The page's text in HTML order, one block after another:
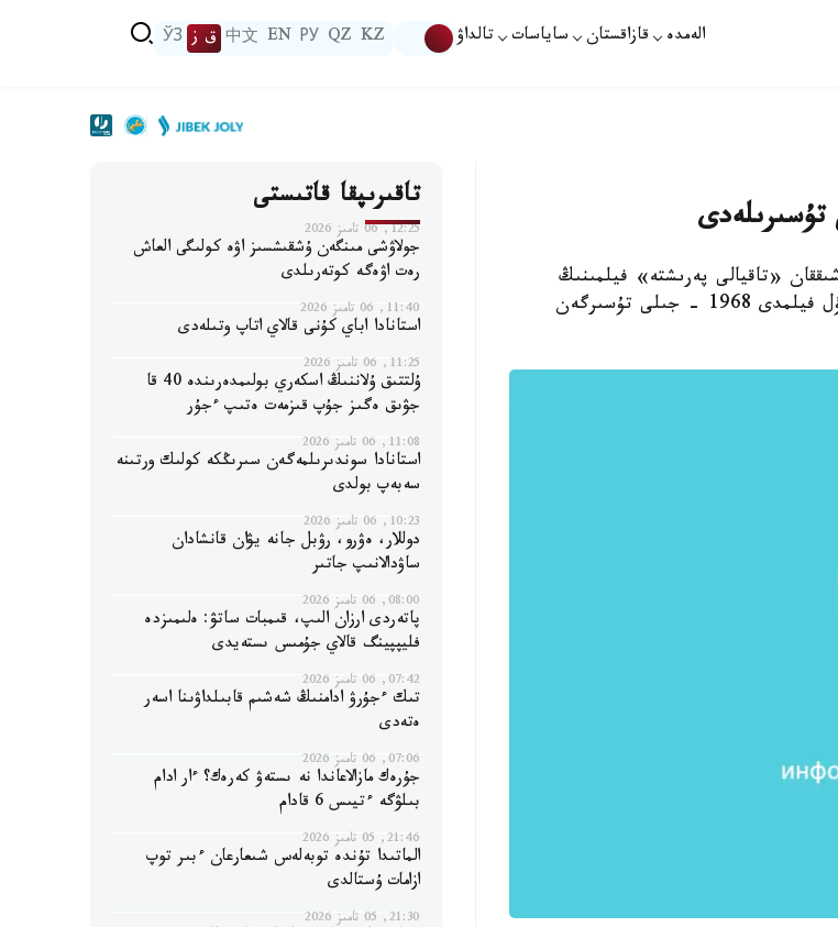
الەمدە قازاقستان ساياسات تالداۋ KZ
QZ
РУ
EN
中文 ق ز ЎЗ
تۇسىرىلەدى
شاكەن ايمانوۆتىڭ 48 جىل بۇرىن شىققان «تاقيالى پەرىشتە» فيلمىنىڭ
جالعاسى تۇسىرىلەدى. ايتا كەتەيىك، «قازاقفيلم» كينوستۋدياسى بۇل فيلمدى 1968 - جىلى تۇسىرگەن
تاقىرىپقا قاتىستى
12:25, 06 تامىز 2026
جولاۋشى مىنگەن ۇشقىشسىز اۋە كولىگى العاش
رەت اۋەگە كوتەرىلدى
11:40, 06 تامىز 2026
استانادا اباي كۇنى قالاي اتاپ وتىلەدى
11:25, 06 تامىز 2026
ۇلتتىق ۇلاننىڭ اسكەري بولىمدەرىندە 40 قا
جۋىق ەگىز جۇپ قىزمەت ەتىپ ءجۇر
11:08, 06 تامىز 2026
استانادا سوندىرىلمەگەن سىرىڭكە كولىك ورتىنە
سەبەپ بولدى
10:23, 06 تامىز 2026
دوللار، ەۋرو، رۋبل جانە يۋان قانشادان
ساۋدالانىپ جاتىر
08:00, 06 تامىز 2026
پاتەردى ارزان الىپ، قىمبات ساتۋ: ەلىمىزدە
فليپپينگ قالاي جۇمىس ىستەيدى
07:42, 06 تامىز 2026
تىك ءجۇرۋ ادامنىڭ شەشىم قابىلداۋىنا اسەر
ەتەدى
07:06, 06 تامىز 2026
جۇرەك مازالاعاندا نە ىستەۋ كەرەك؟ ءار ادام
بىلۋگە ءتيىس 6 قادام
21:46, 05 تامىز 2026
الماتىدا تۇندە توبەلەس شىعارعان ءبىر توپ
ازامات ۇستالدى
21:30, 05 تامىز 2026